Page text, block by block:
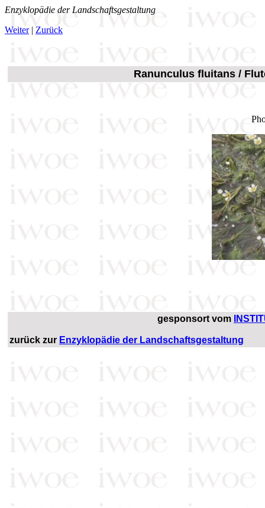
Enzyklopädie der Landschaftsgestaltung
Weiter| Zurück
Ranunculus fluitans /
gesponsort vom
zurück zur Enzyklopädie der Landschaftsgestaltung